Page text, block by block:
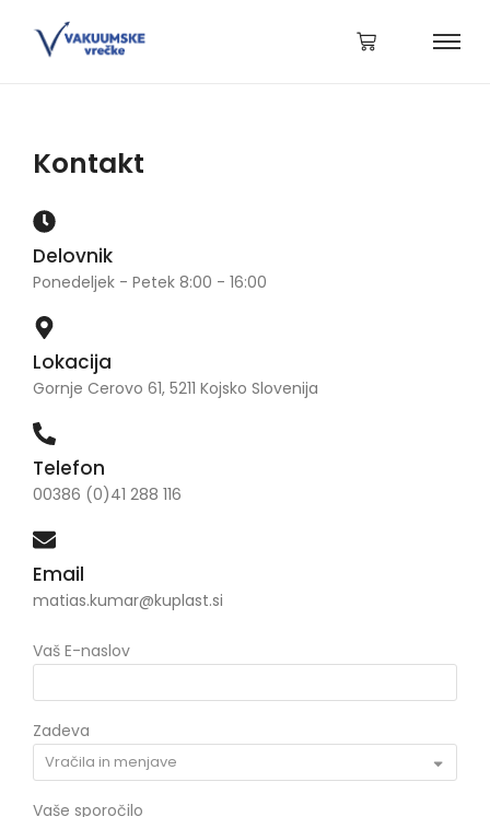
Kontakt
Delovnik
Ponedeljek - Petek 8:00 - 16:00
Lokacija
Gornje Cerovo 61, 5211 Kojsko Slovenija
Telefon
00386 (0)41 288 116
Email
matias.kumar@kuplast.si
Vaš E-naslov
Zadeva
Vaše sporočilo